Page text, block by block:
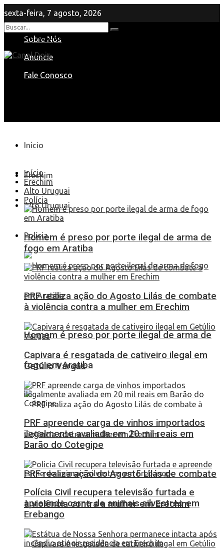
sexta-feira, 7 agosto, 2026
Sobre Nós
Anuncie
Fale Conosco
Nenhum Resultado
View All Result
Início
Erechim
Alto Uruguai
Polícia
Homem é preso por porte ilegal de arma de
fogo em Aratiba
PRF realiza ação do Agosto Lilás de combate
à violência contra a mulher em Erechim
Início
Erechim
Alto Uruguai
Polícia
Homem é preso por porte ilegal de arma de
fogo em Aratiba
PRF realiza ação do Agosto Lilás de combate
à violência contra a mulher em Erechim
Capivara é resgatada de cativeiro ilegal em
Getúlio Vargas
PRF apreende carga de vinhos importados
ilegalmente avaliada em 20 mil reais em
Barão do Cotegipe
Polícia Civil recupera televisão furtada e
apreende carne de animais silvestres em
Erebango